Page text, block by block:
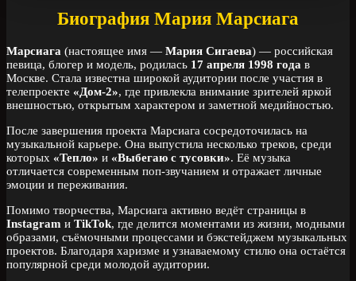
Биография Мария Марсиага
Марсиага (настоящее имя — Мария Сигаева) — российская
певица, блогер и модель, родилась 17 апреля 1998 года в
Москве. Стала известна широкой аудитории после участия в
телепроекте «Дом-2», где привлекла внимание зрителей яркой
внешностью, открытым характером и заметной медийностью.
После завершения проекта Марсиага сосредоточилась на
музыкальной карьере. Она выпустила несколько треков, среди
которых «Тепло» и «Выбегаю с тусовки». Её музыка
отличается современным поп-звучанием и отражает личные
эмоции и переживания.
Помимо творчества, Марсиага активно ведёт страницы в
Instagram и TikTok, где делится моментами из жизни, модными
образами, съёмочными процессами и бэкстейджем музыкальных
проектов. Благодаря харизме и узнаваемому стилю она остаётся
популярной среди молодой аудитории.